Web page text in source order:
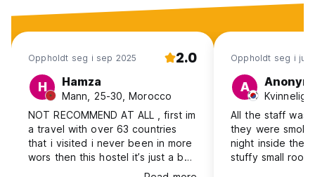
Oppholdt seg i sep 2025 2.0
H Hamza
Mann, 25-30, Morocco
NOT RECOMMEND AT ALL , first im
a travel with over 63 countries
that i visited i never been in more
wors then this hostel it’s just a bar
with loud music has rooms not
Oppholdt seg i jun
A Anonym
Kvinnelig,
All the staff was
they were
night inside the
stuffy small room, has 6 beds. No